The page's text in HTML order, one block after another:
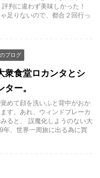
判に違わず美味しかった！
足りないので、都合２回行っ
ブログ
衆食堂ロカンタとシ
ー。
めて顔を洗いふと背中がおか
す。あれ、ウィンドブレーカ
ると、 誤魔化しようのない大
、世界一周旅に出る為に買